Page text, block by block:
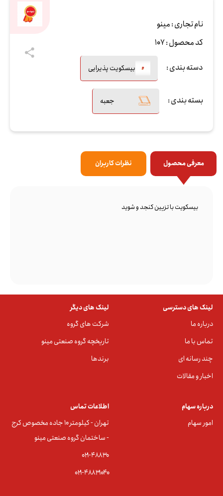
نام تجاری :مینو
کد محصول :107
دسته بندی : بیسکویت پذیرایی
بسته بندی : جعبه
معرفی محصول نظرات کاربران
بیسکویت با تزیین کنجد و شوید
لینک های دسترسی
درباره ما
تماس با ما
چند رسانه ای
اخبار و مقالات
لینک های دیگر
شرکت های گروه
تاریخچه گروه صنعتی مینو
برندها
درباره سهام
امور سهام
اطلاعات تماس
تهران - کیلومتر ۱۰ جاده مخصوص کرج
- ساختمان گروه صنعتی مینو
۰۲۱-۴۸۸۳0
۰۲۱-۴۸۸۳۱۰۴۰